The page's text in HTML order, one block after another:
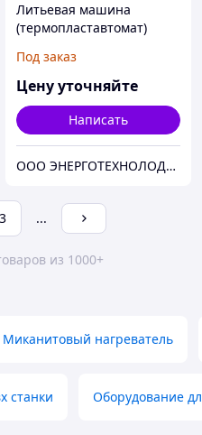
Литьевая машина
(термопластавтомат)
впрыска 190
Под заказ
Цену уточняйте
Написать
ООО ЭНЕРГОТЕХНОЛОДЖИ
3 ...
из 1000+
Миканитовый нагреватель
станки Оборудование